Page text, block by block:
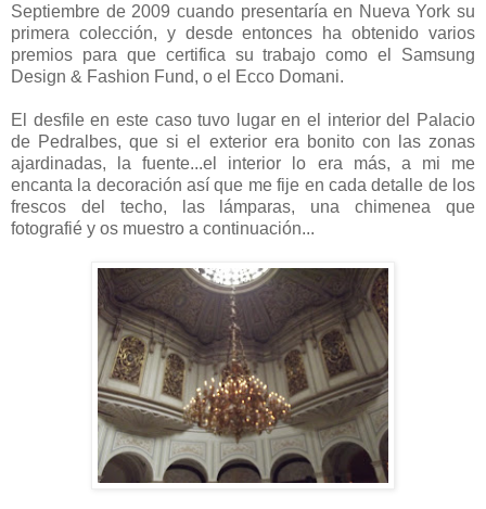
Septiembre de 2009 cuando presentaría en Nueva York su
primera colección, y desde entonces ha obtenido varios
premios para que certifica su trabajo como el Samsung
Design & Fashion Fund, o el Ecco Domani.
El desfile en este caso tuvo lugar en el interior del Palacio
de Pedralbes, que si el exterior era bonito con las zonas
ajardinadas, la fuente...el interior lo era más, a mi me
encanta la decoración así que me fije en cada detalle de los
frescos del techo, las lámparas, una chimenea que
fotografié y os muestro a continuación...